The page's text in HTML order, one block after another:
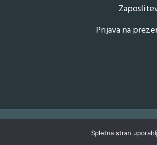
Prijava na
Spletna stran